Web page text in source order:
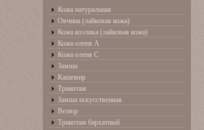
Кожа натуральная
Овчина (лайковая кожа)
Кожа козлика (лайковая кожа)
Кожа оленя А
Кожа оленя С
Замша
Кашемир
Трикотаж
Замша искусственная
Велюр
Трикотаж бархатный